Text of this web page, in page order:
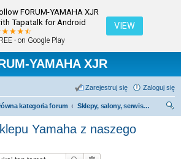
FORUM-YAMAHA XJR
Tapatalk for Android
- on Google Play
VIEW
YAMAHA XJR
Zaloguj się
Zarejestruj się
kategoria forum
Sklepy, salony, serwisy - polecamy; odradzamy.
Yamaha z naszego